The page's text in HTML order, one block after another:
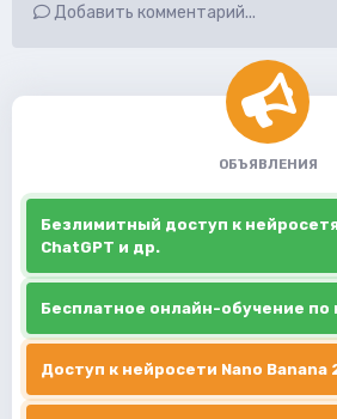
Добавить комментарий...
ОБЪЯВЛЕНИЯ
Безлимитный доступ к
ChatGPT и др.
Бесплатное онлайн-обучение по
Доступ к нейросети Nano Banana